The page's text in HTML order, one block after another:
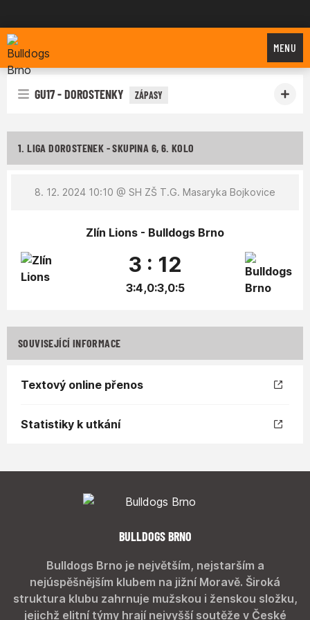
Bulldogs Brno
MENU
GU17 - DOROSTENKY ZÁPASY
1. LIGA DOROSTENEK - SKUPINA 6, 6. KOLO
8. 12. 2024 10:10 @ SH ZŠ T.G. Masaryka Bojkovice
Zlín Lions - Bulldogs Brno
3 : 12
3:4,0:3,0:5
SOUVISEJÍCÍ INFORMACE
Textový online přenos
Statistiky k utkání
BULLDOGS BRNO
Bulldogs Brno je největším, nejstarším a
nejúspěšnějším klubem na jižní Moravě. Široká
struktura klubu zahrnuje mužskou i ženskou složku,
jejichž elitní týmy hrají nejvyšší soutěže v České